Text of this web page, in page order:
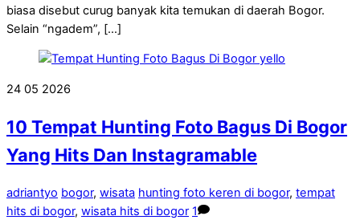
biasa disebut curug banyak kita temukan di daerah Bogor.
Selain “ngadem”, […]
24 05 2026
10 Tempat Hunting Foto Bagus Di Bogor
Yang Hits Dan Instagramable
adriantyo bogor, wisata hunting foto keren di bogor, tempat
hits di bogor, wisata hits di bogor 1